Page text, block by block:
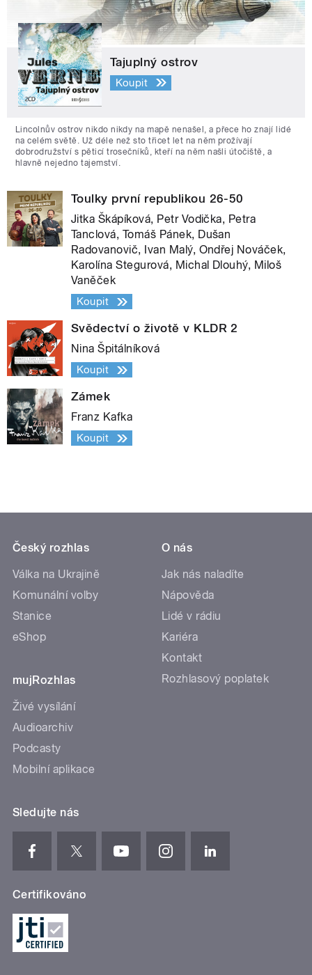
Tajuplný ostrov
Koupit
Lincolnův ostrov nikdo nikdy na mapě nenašel, a přece ho znají lidé
na celém světě. Už déle než sto třicet let na něm prožívají
dobrodružství s pěticí trosečníků, kteří na něm našli útočiště, a
hlavně nejedno tajemství.
Toulky první republikou 26-50
Jitka Škápíková, Petr Vodička, Petra
Tanclová, Tomáš Pánek, Dušan
Radovanovič, Ivan Malý, Ondřej Nováček,
Karolína Stegurová, Michal Dlouhý, Miloš
Vaněček
Koupit
Svědectví o životě v KLDR 2
Nina Špitálníková
Koupit
Zámek
Franz Kafka
Koupit
Český rozhlas
Válka na Ukrajině
Komunální volby
Stanice
eShop
mujRozhlas
Živé vysílání
Audioarchiv
Podcasty
Mobilní aplikace
O nás
Jak nás naladíte
Nápověda
Lidé v rádiu
Kariéra
Kontakt
Rozhlasový poplatek
Sledujte nás
Certifikováno